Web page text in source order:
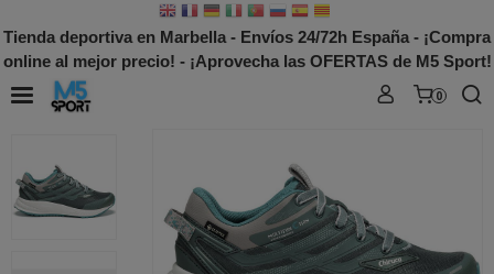
Tienda deportiva en Marbella - Envíos 24/72h España - ¡Compra
online al mejor precio! - ¡Aprovecha las OFERTAS de M5 Sport!
0